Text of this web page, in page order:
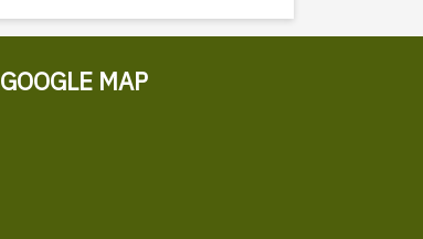
GOOGLE MAP